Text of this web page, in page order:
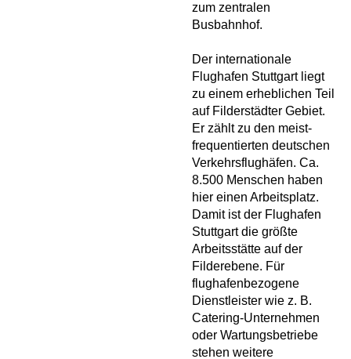
zum zentralen
Busbahnhof.
Der internationale
Flughafen Stuttgart liegt
zu einem erheblichen Teil
auf Filderstädter Gebiet.
Er zählt zu den meist-
frequentierten deutschen
Verkehrsflughäfen. Ca.
8.500 Menschen haben
hier einen Arbeitsplatz.
Damit ist der Flughafen
Stuttgart die größte
Arbeitsstätte auf der
Filderebene. Für
flughafenbezogene
Dienstleister wie z. B.
Catering-Unternehmen
oder Wartungsbetriebe
stehen weitere